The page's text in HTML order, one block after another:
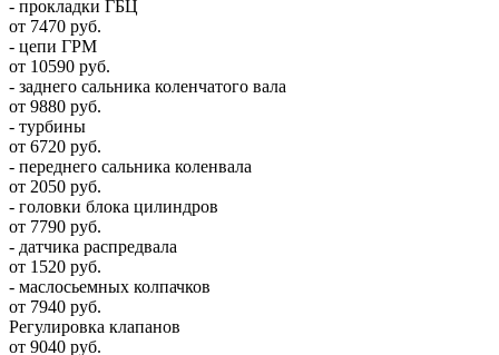
- прокладки ГБЦ
от 7470 руб.
- цепи ГРМ
от 10590 руб.
- заднего сальника коленчатого вала
от 9880 руб.
- турбины
от 6720 руб.
- переднего сальника коленвала
от 2050 руб.
- головки блока цилиндров
от 7790 руб.
- датчика распредвала
от 1520 руб.
- маслосьемных колпачков
от 7940 руб.
Регулировка клапанов
от 9040 руб.